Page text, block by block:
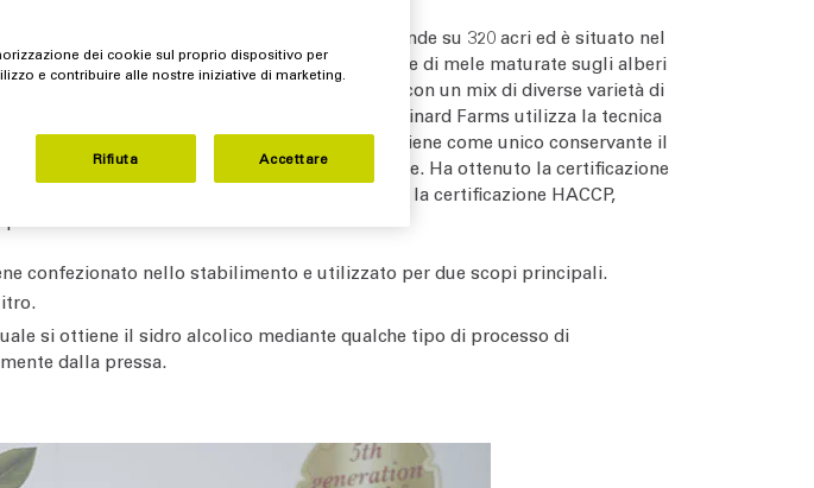
ormai alla sua quinta generazione. Si estende su 320 acri ed è situato nel
Minard Farms estrae il sidro da una selezione di mele maturate sugli alberi
sempre in loco nel frutteto ed è realizzata con un mix di diverse varietà di
sempre di alta qualità. Per il suo sidro, Minard Farms utilizza la tecnica
del cliente. Il sidro di Minard Farms contiene come unico conservante il
fermentare per un periodo di 8 settimane. Ha ottenuto la certificazione
New York e in Connecticut. Ha inoltre ottenuto la certificazione HACCP,
di sicurezza.
confezionato nello stabilimento e utilizzato per due scopi principali.
si ottiene il sidro alcolico mediante qualche tipo di processo di
dalla pressa.
dei cookie sul proprio dispositivo per
e contribuire alle nostre iniziative di marketing.
Rifiuta Accettare